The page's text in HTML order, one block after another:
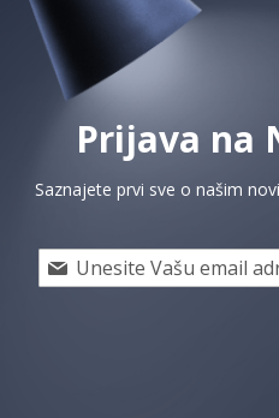
Prijava na
Saznajete prvi sve o našim
Prijavi
se